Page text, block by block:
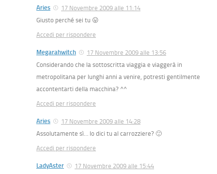
Aries
17 Novembre 2009 alle 11:14
Giusto perché sei tu 😛
Accedi per rispondere
Megarahwitch
17 Novembre 2009 alle 13:56
Considerando che la sottoscritta viaggia e viaggerà in
metropolitana per lunghi anni a venire, potresti gentilmente
accontentarti della macchina? ^^
Accedi per rispondere
Aries
17 Novembre 2009 alle 14:28
Assolutamente sì… lo dici tu al carrozziere? 🙂
Accedi per rispondere
LadyAster
17 Novembre 2009 alle 15:44